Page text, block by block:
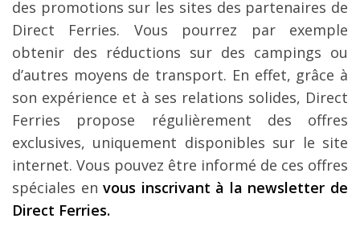
des promotions sur les sites des partenaires de
Direct Ferries. Vous pourrez par exemple
obtenir des réductions sur des campings ou
d’autres moyens de transport. En effet, grâce à
son expérience et à ses relations solides, Direct
Ferries propose régulièrement des offres
exclusives, uniquement disponibles sur le site
internet. Vous pouvez être informé de ces offres
spéciales envous inscrivant à la newsletter de
Direct Ferries.